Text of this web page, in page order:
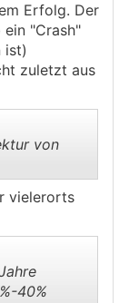
Erfolg. Der
"Crash"
ist)
zuletzt aus
von
vielerorts
40%